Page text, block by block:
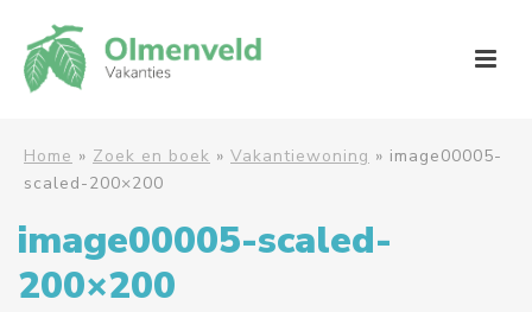
Home » Zoek en boek » Vakantiewoning » image00005-
scaled-200×200
image00005-scaled-
200×200